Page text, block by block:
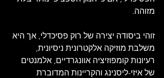
מזוהה.
זוהי ביסודה יצירה של רוק פסיכדלי, אך היא
משלבת מוזיקה אלקטרונית ניסיונית,
רעיונות קומפוזיציה אוונגרדיים, אלמנטים
של איזי-ליסנינג והקריינות המדוברת